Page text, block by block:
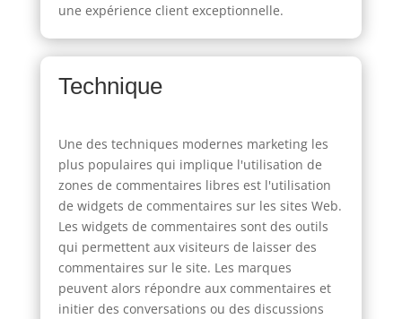
une expérience client exceptionnelle.
Technique
Une des techniques modernes marketing les
plus populaires qui implique l'utilisation de
zones de commentaires libres est l'utilisation
de widgets de commentaires sur les sites Web.
Les widgets de commentaires sont des outils
qui permettent aux visiteurs de laisser des
commentaires sur le site. Les marques
peuvent alors répondre aux commentaires et
initier des conversations ou des discussions